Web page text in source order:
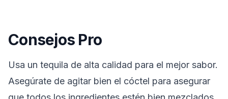
Consejos Pro
Usa un tequila de alta calidad para el mejor sabor.
Asegúrate de agitar bien el cóctel para asegurar